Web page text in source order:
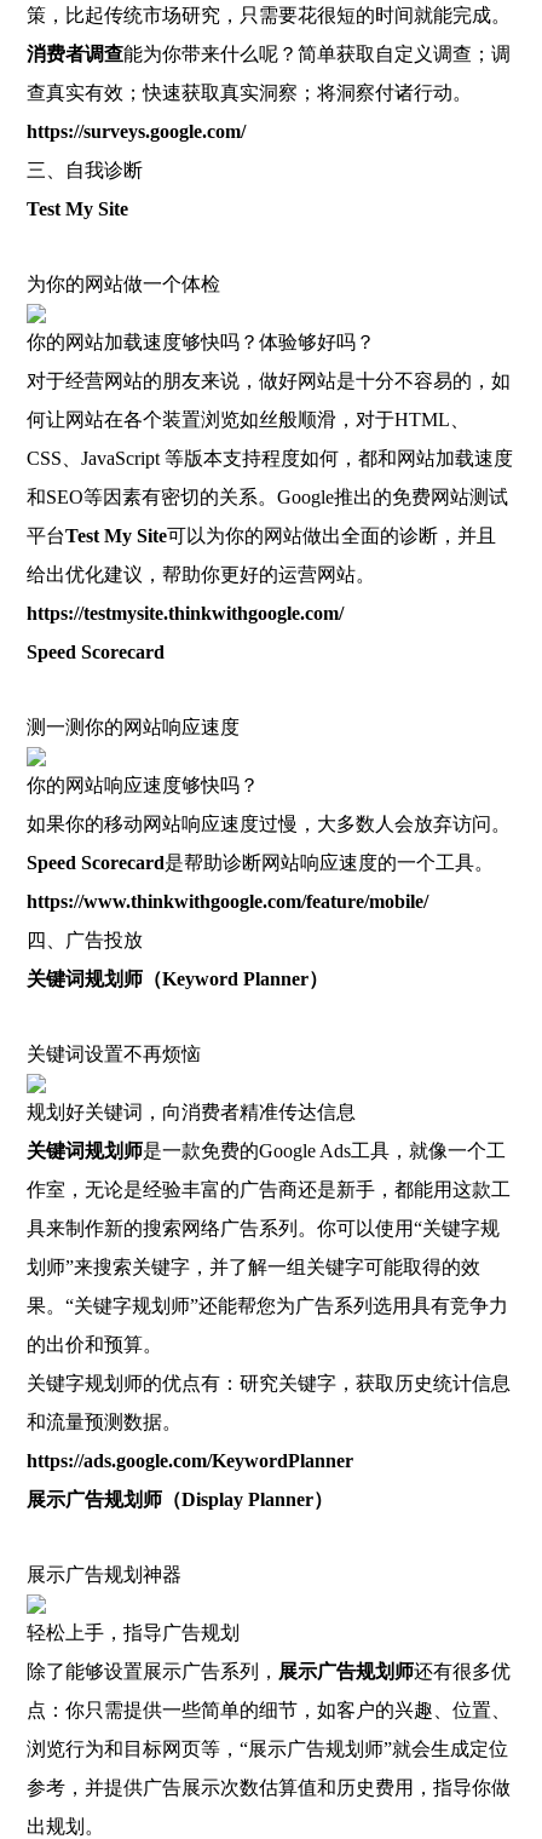
策，比起传统市场研究，只需要花很短的时间就能完成。
消费者调查能为你带来什么呢？简单获取自定义调查；调
查真实有效；快速获取真实洞察；将洞察付诸行动。
https://surveys.google.com/
三、自我诊断
Test My Site
为你的网站做一个体检
你的网站加载速度够快吗？体验够好吗？
对于经营网站的朋友来说，做好网站是十分不容易的，如
何让网站在各个装置浏览如丝般顺滑，对于HTML、
CSS、JavaScript 等版本支持程度如何，都和网站加载速度
和SEO等因素有密切的关系。Google推出的免费网站测试
平台Test My Site可以为你的网站做出全面的诊断，并且
给出优化建议，帮助你更好的运营网站。
https://testmysite.thinkwithgoogle.com/
Speed Scorecard
测一测你的网站响应速度
你的网站响应速度够快吗？
如果你的移动网站响应速度过慢，大多数人会放弃访问。
Speed Scorecard是帮助诊断网站响应速度的一个工具。
https://www.thinkwithgoogle.com/feature/mobile/
四、广告投放
关键词规划师（Keyword Planner）
关键词设置不再烦恼
规划好关键词，向消费者精准传达信息
关键词规划师是一款免费的Google Ads工具，就像一个工
作室，无论是经验丰富的广告商还是新手，都能用这款工
具来制作新的搜索网络广告系列。你可以使用“关键字规
划师”来搜索关键字，并了解一组关键字可能取得的效
果。“关键字规划师”还能帮您为广告系列选用具有竞争力
的出价和预算。
关键字规划师的优点有：研究关键字，获取历史统计信息
和流量预测数据。
https://ads.google.com/KeywordPlanner
展示广告规划师（Display Planner）
展示广告规划神器
轻松上手，指导广告规划
除了能够设置展示广告系列， 展示广告规划师还有很多优
点：你只需提供一些简单的细节，如客户的兴趣、位置、
浏览行为和目标网页等，“展示广告规划师”就会生成定位
参考，并提供广告展示次数估算值和历史费用，指导你做
出规划。